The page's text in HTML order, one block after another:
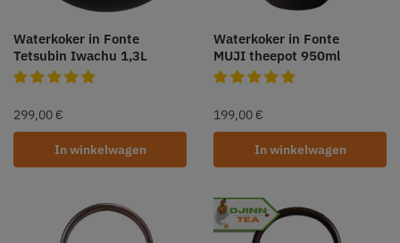
Waterkoker in Fonte
Tetsubin Iwachu 1,3L
299,00 €
In winkelwagen
Waterkoker in Fonte
MUJI theepot 950ml
199,00 €
In winkelwagen